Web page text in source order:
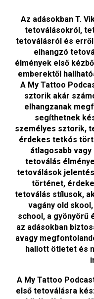
Az adásokban T.
tetoválásokról,
tetoválásról és
elhangzó
élmények első
emberektől
A My Tattoo
sztorik akár
elhangzanak
segíthetnek
személyes sztorik,
érdekes tetkós
átlagosabb
tetoválás
tetoválások
történet,
tetoválás stílusok,
vagány old
school, a gyönyörű
az adásokban
avagy
hallott ötletet és
A My Tattoo
első tetoválásra